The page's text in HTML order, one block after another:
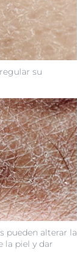
su
pueden alterar la
la piel y dar